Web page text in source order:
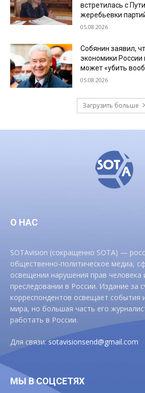
встретилась с
жеребьевки
05.08.2026
Собянин заявил,
экономики
может «убить
05.08.2026
Загрузить больше
О НАС
SOTAvision (сокращенно SOTA) —
общественно-политическое медиа,
освещении нарушения прав человека
преследовании в России. Издание за
корреспондентов освещает события
мира, но большая часть его
работать в России.
Для связи:sotavisionsend@gmail.com
МЫ В СОЦСЕТЯХ